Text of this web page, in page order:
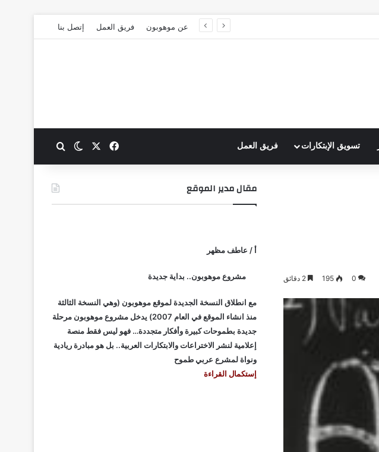
عن موهوبون فريق العمل إتصل بنا
تسويق الإبتكارات فريق العمل فيسبوك الوضع المظلم
0
195
مقال مدير الموقع
أ / عاطف مظهر
مشروع موهوبون.. بداية جديدة
مع انطلاق النسخة الجديدة لموقع موهوبون (وهي النسخة الثالثة
منذ انشاء الموقع في العام 2007) يدخل مشروع موهوبون مرحلة
جديدة بطموحات كبيرة وأفكار متجددة… فهو ليس فقط منصة
إعلامية لنشر الاختراعات والابتكارات العربية.. بل هو مبادرة ريادية
ونواة لمشرع عربي طموح
إستكمال القراءة